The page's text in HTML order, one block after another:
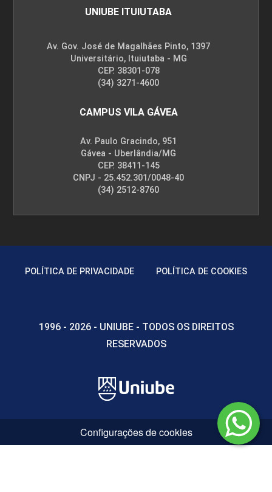
UNIUBE ITUIUTABA
Av. Gov. José de Magalhães Pinto, 1397
Universitário, Ituiutaba - MG
CEP. 38301-078
(34) 3271-4600
CAMPUS VILA GÁVEA
Av. Paulo Gracindo, 951
Gávea - Uberlândia/MG
CEP. 38411-145
CNPJ - 25.452.301/0048-40
(34) 2512-8760
POLÍTICA DE PRIVACIDADE POLÍTICA DE COOKIES
1996 - 2026 - UNIUBE - TODOS OS DIREITOS
RESERVADOS
Configurações de cookies